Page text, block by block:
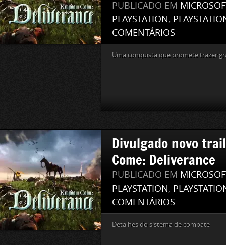
PUBLICADO EM
PLAYSTATION,
COMENTÁRIOS
Uma conquista que promete trazer
Divulgado novo
Come: Deliverance
PUBLICADO EM
PLAYSTATION,
COMENTÁRIOS
Detalhes do sistema de combate